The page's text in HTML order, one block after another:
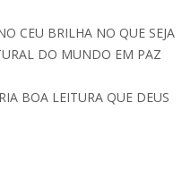
CEU BRILHA NO QUE SEJA
DO MUNDO EM PAZ
BOA LEITURA QUE DEUS